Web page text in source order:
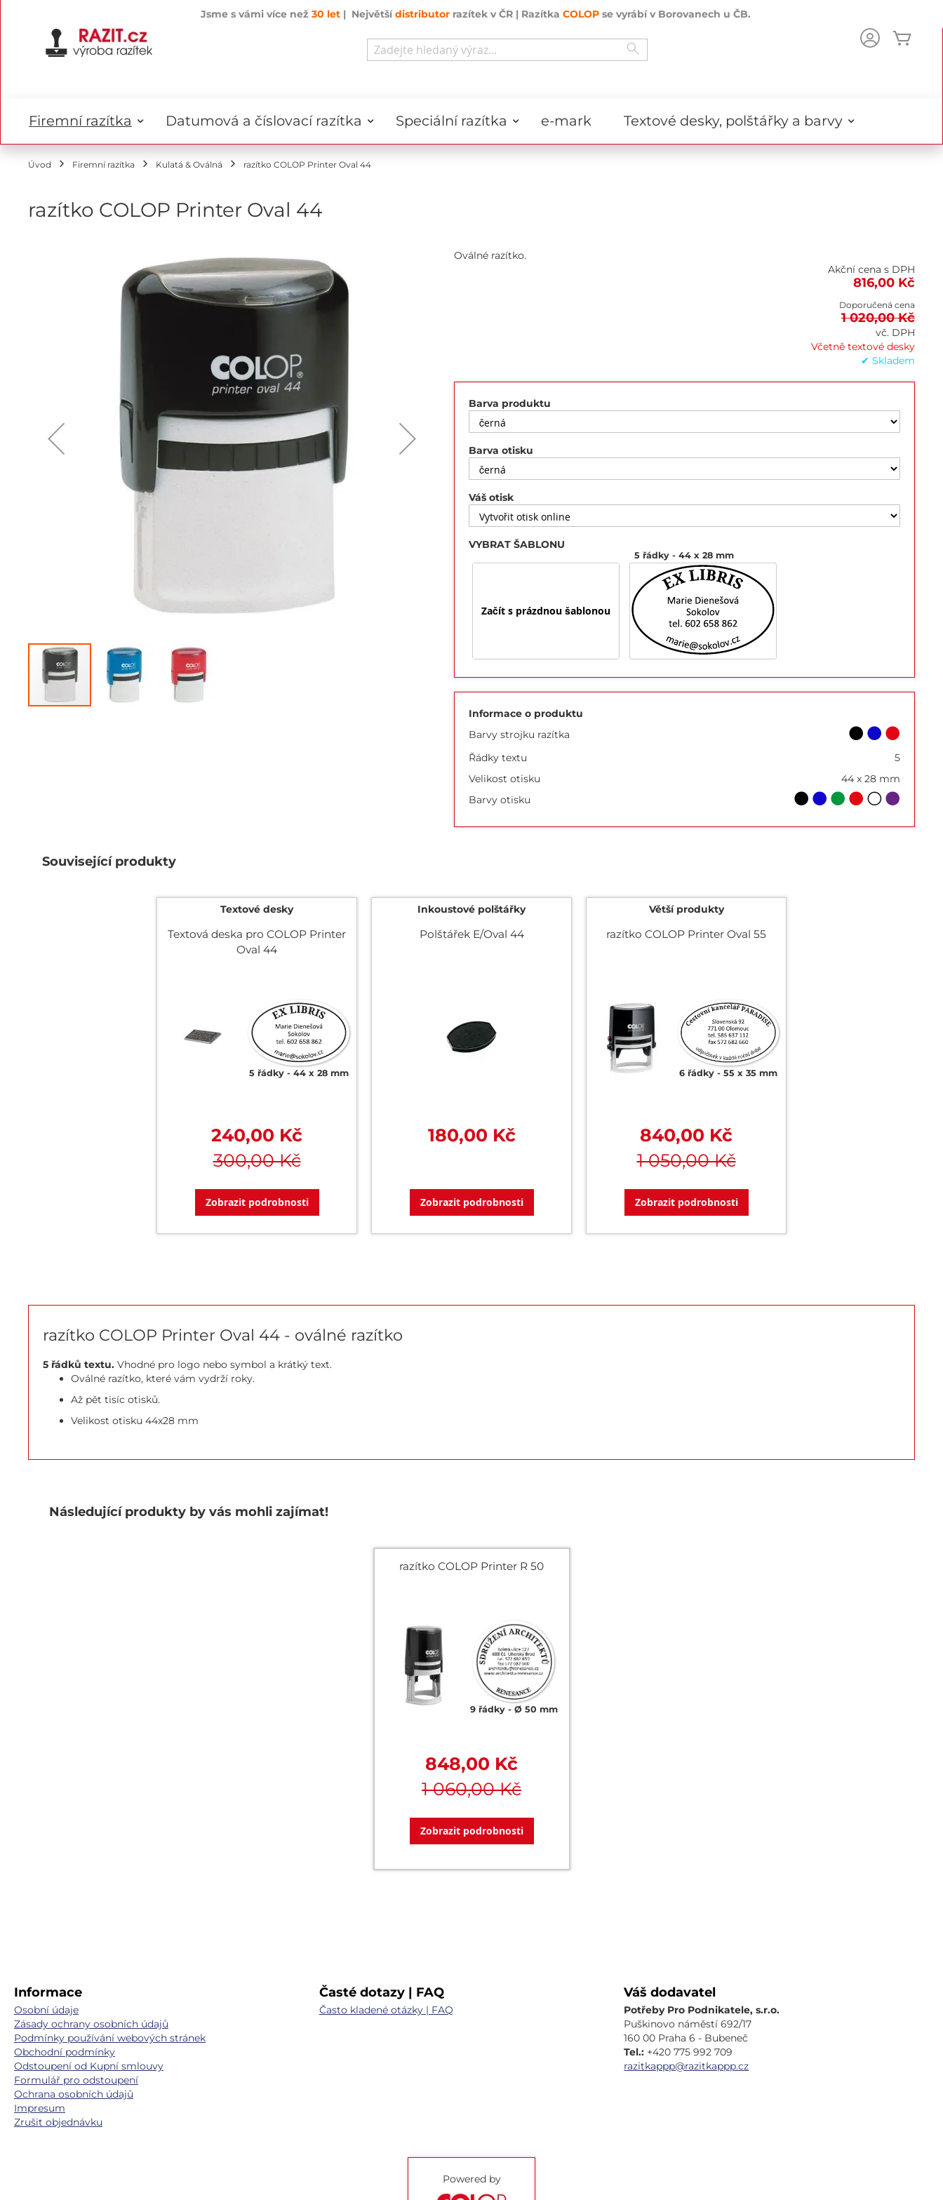
Jsme s vámi více než 30 let | Největšídistributor razítek v ČR | Razítka COLOP se vyrábí v Borovanech u ČB.
Firemní razítka Datumová a číslovací razítka Speciální razítka e-mark Textové desky, polštářky a barvy
Úvod Firemní razítka Kulatá & Oválná razítko COLOP Printer Oval 44
razítko COLOP Printer Oval 44
Akční cena s DPH
816,00 Kč
Doporučená cena
1 020,00 Kč
vč. DPH
Včetně textové desky
✔ Skladem
Oválné razítko.
Barva produktu
Barva otisku
Váš otisk
VYBRAT ŠABLONU
5 řádky 44 x 28 mm
Začít s prázdnou šablonou
Informace o produktu
Barvy strojku razítka
Řádky textu
5
Velikost otisku
44 x 28 mm
Barvy otisku
Související produkty
Textové desky
Textová deska pro COLOP Printer
Oval 44
5 řádky 44 x 28 mm
240,00 Kč
300,00 Kč
Zobrazit podrobnosti
Inkoustové polštářky
Polštářek E/Oval 44
180,00 Kč
Zobrazit podrobnosti
Větší produkty
razítko COLOP Printer Oval 55
6 řádky 55 x 35 mm
840,00 Kč
1 050,00 Kč
Zobrazit podrobnosti
razítko COLOP Printer Oval 44 - oválné razítko
5 řádků textu. Vhodné pro logo nebo symbol a krátký text.
Oválné razítko, které vám vydrží roky.
Až pět tisíc otisků.
Velikost otisku 44x28 mm
Následující produkty by vás mohli zajímat!
razítko COLOP Printer R 50
9 řádky Ø 50 mm
848,00 Kč
1 060,00 Kč
Zobrazit podrobnosti
Informace
Osobní údaje
Zásady ochrany osobních údajů
Podmínky používání webových stránek
Obchodní podmínky
Odstoupení od Kupní smlouvy
Formulář pro odstoupení
Ochrana osobních údajů
Impresum
Zrušit objednávku
Časté dotazy | FAQ
Často kladené otázky | FAQ
Váš dodavatel
Potřeby Pro Podnikatele, s.r.o.
Puškinovo náměstí 692/17
160 00 Praha 6 - Bubeneč
Tel.: +420 775 992 709
razitkappp@razitkappp.cz
Powered by